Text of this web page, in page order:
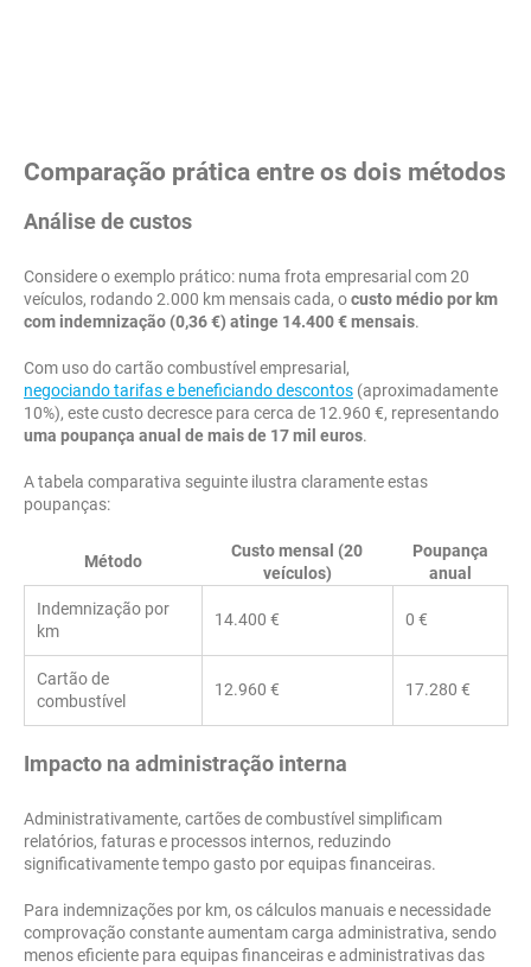
Comparação prática entre os dois métodos
Análise de custos
Considere o exemplo prático: numa frota empresarial com 20
veículos, rodando 2.000 km mensais cada, ocusto médio por km
com indemnização (0,36 €) atinge 14.400 € mensais.
Com uso do cartão combustível empresarial,
negociando tarifas e beneficiando descontos (aproximadamente
10%), este custo decresce para cerca de 12.960 €, representando
uma poupança anual de mais de 17 mil euros.
A tabela comparativa seguinte ilustra claramente estas
poupanças:
Método
Custo mensal (20
veículos)
Poupança
anual
Indemnização por
km
14.400 € 0 €
Cartão de
combustível
12.960 € 17.280 €
Impacto na administração interna
Administrativamente, cartões de combustível simplificam
relatórios, faturas e processos internos, reduzindo
significativamente tempo gasto por equipas financeiras.
Para indemnizações por km, os cálculos manuais e necessidade
comprovação constante aumentam carga administrativa, sendo
menos eficiente para equipas financeiras e administrativas das